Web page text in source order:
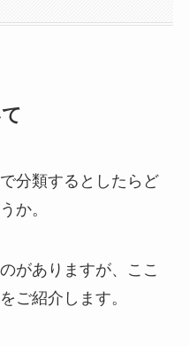
分類するとしたらど
か。
がありますが、ここ
ご紹介します。